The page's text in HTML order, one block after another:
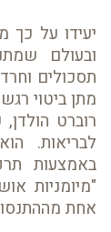
יעידו על כך
ובעולם
תסכולים
מתן ביטוי
רוברט
לבריאות.
באמצעות
"מיומניות
אחת